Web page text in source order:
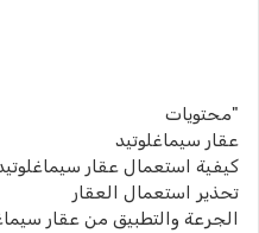
"محتويات
عقار سيماغلوتيد
كيفية استعمال عقار
تحذير استعمال العقار
الجرعة والتطبيق من عقار